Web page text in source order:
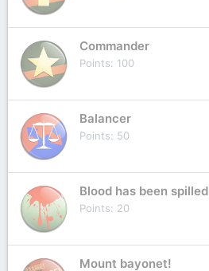
Commander
Points 100
Balancer
Points 50
Blood has been spilled
Points 20
Mount bayonet!